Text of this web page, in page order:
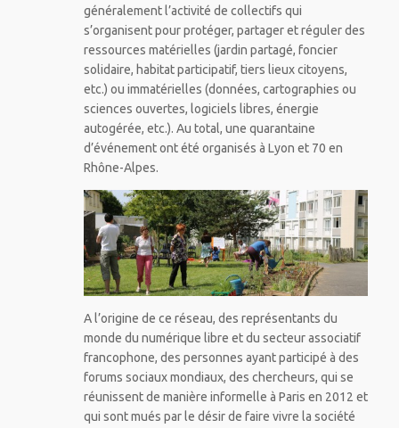
généralement l’activité de collectifs qui
s’organisent pour protéger, partager et réguler des
ressources matérielles (jardin partagé, foncier
solidaire, habitat participatif, tiers lieux citoyens,
etc.) ou immatérielles (données, cartographies ou
sciences ouvertes, logiciels libres, énergie
autogérée, etc.). Au total, une quarantaine
d’événement ont été organisés à Lyon et 70 en
Rhône-Alpes.
A l’origine de ce réseau, des représentants du
monde du numérique libre et du secteur associatif
francophone, des personnes ayant participé à des
forums sociaux mondiaux, des chercheurs, qui se
réunissent de manière informelle à Paris en 2012 et
qui sont mués par le désir de faire vivre la société